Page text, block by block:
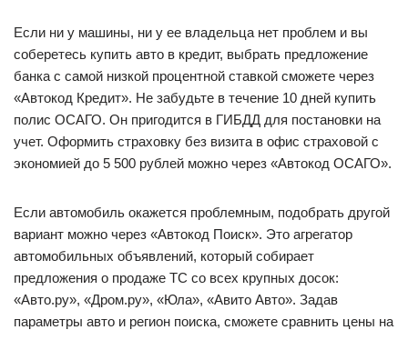
Если ни у машины, ни у ее владельца нет проблем и вы
соберетесь купить авто в кредит, выбрать предложение
банка с самой низкой процентной ставкой сможете через
«Автокод Кредит». Не забудьте в течение 10 дней купить
полис ОСАГО. Он пригодится в ГИБДД для постановки на
учет. Оформить страховку без визита в офис страховой с
экономией до 5 500 рублей можно через «Автокод ОСАГО».
Если автомобиль окажется проблемным, подобрать другой
вариант можно через «Автокод Поиск». Это агрегатор
автомобильных объявлений, который собирает
предложения о продаже ТС со всех крупных досок:
«Авто.ру», «Дром.ру», «Юла», «Авито Авто». Задав
параметры авто и регион поиска, сможете сравнить цены на